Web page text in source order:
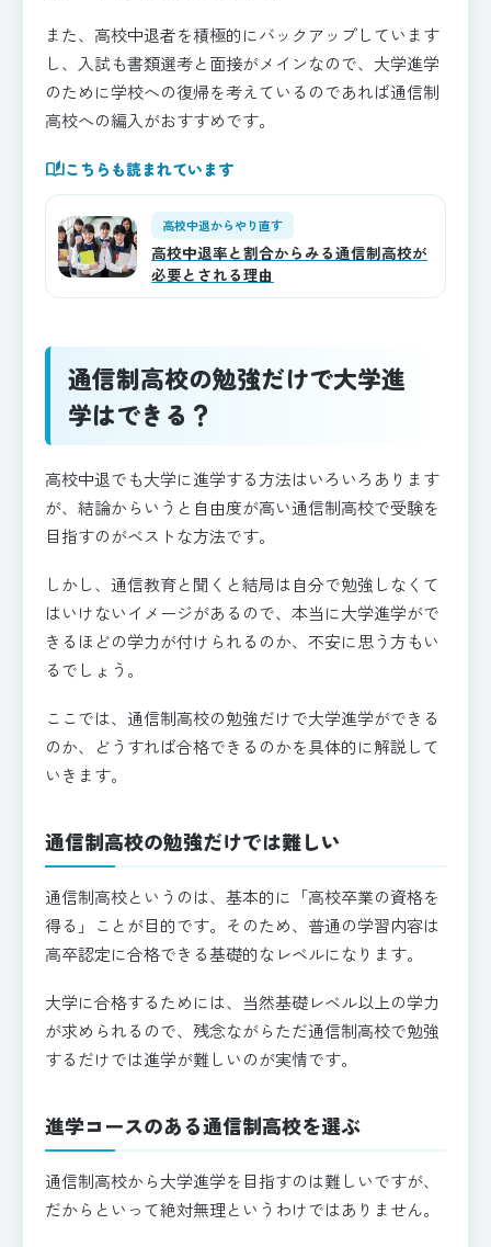
また、高校中退者を積極的にバックアップしています
し、入試も書類選考と面接がメインなので、大学進学
のために学校への復帰を考えているのであれば通信制
高校への編入がおすすめです。
auto_storiesこちらも読まれています
高校中退からやり直す
高校中退率と割合からみる通信制高校が
必要とされる理由
通信制高校の勉強だけで大学進
学はできる？
高校中退でも大学に進学する方法はいろいろあります
が、結論からいうと自由度が高い通信制高校で受験を
目指すのがベストな方法です。
しかし、通信教育と聞くと結局は自分で勉強しなくて
はいけないイメージがあるので、本当に大学進学がで
きるほどの学力が付けられるのか、不安に思う方もい
るでしょう。
ここでは、通信制高校の勉強だけで大学進学ができる
のか、どうすれば合格できるのかを具体的に解説して
いきます。
通信制高校の勉強だけでは難しい
通信制高校というのは、基本的に「高校卒業の資格を
得る」ことが目的です。そのため、普通の学習内容は
高卒認定に合格できる基礎的なレベルになります。
大学に合格するためには、当然基礎レベル以上の学力
が求められるので、残念ながらただ通信制高校で勉強
するだけでは進学が難しいのが実情です。
進学コースのある通信制高校を選ぶ
通信制高校から大学進学を目指すのは難しいですが、
だからといって絶対無理というわけではありません。